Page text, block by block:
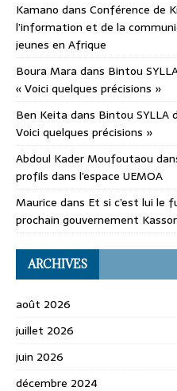
Kamano dans Conférence de
l’information et de la
jeunes en Afrique
Boura Mara dans Bintou
« Voici quelques précisions »
Ben Keita dans Bintou SYLLA
Voici quelques précisions »
Abdoul Kader Moufoutaou
profils dans l’espace UEMOA
Maurice dans Et si c’est lui le
prochain gouvernement
ARCHIVES
août 2026
juillet 2026
juin 2026
décembre 2024